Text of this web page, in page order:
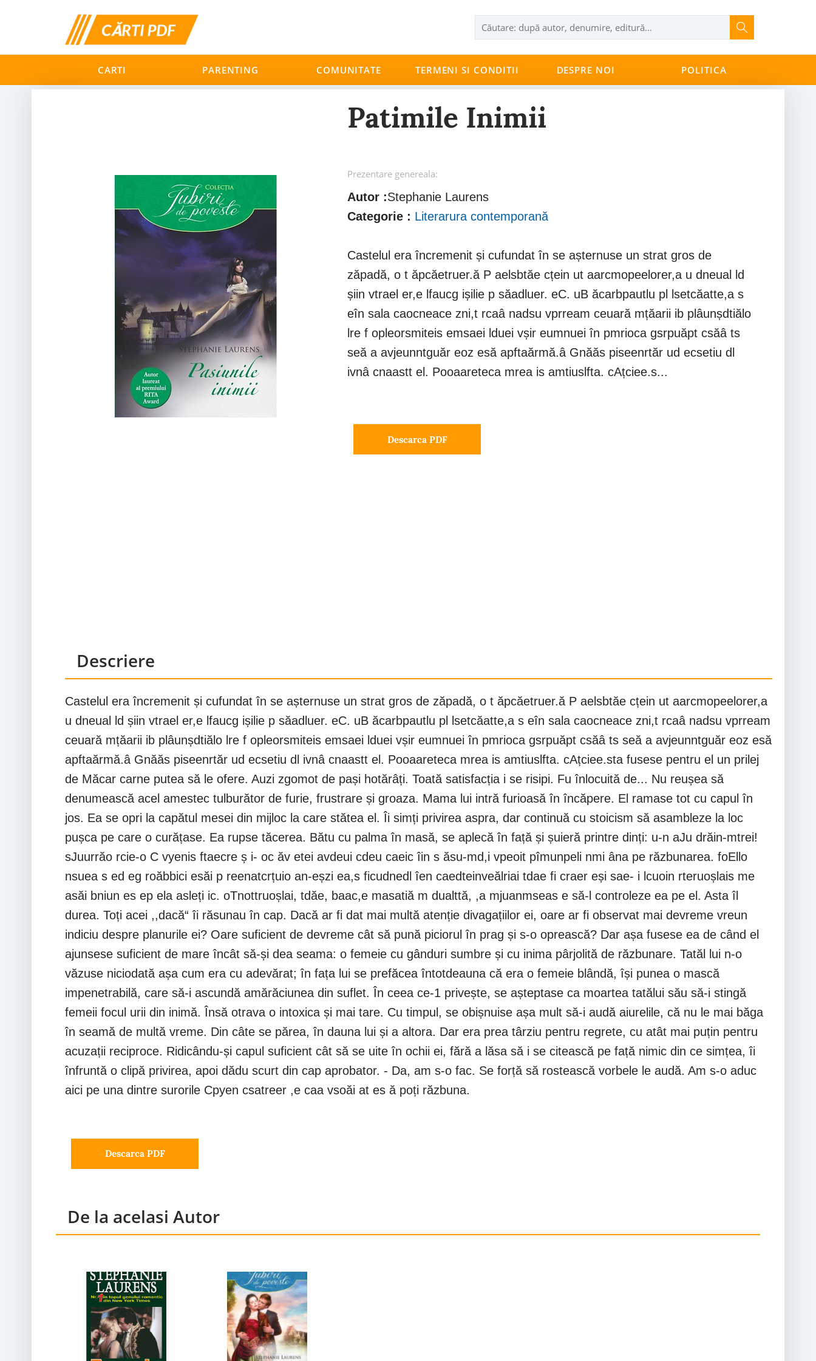
CARTI PARENTING COMUNITATE TERMENI SI CONDITII DESPRE NOI POLITICA
Patimile Inimii
Prezentare genereala:
Autor :Stephanie Laurens
Categorie : Literarura contemporană
Castelul era încremenit și cufundat în se așternuse un strat gros de
zăpadă, o t ăpcăetruer.ă P aelsbtăe cțein ut aarcmopeelorer,a u dneual ld
șiin vtrael er,e lfaucg ișilie p săadluer. eC. uB ăcarbpautlu pl lsetcăatte,a s
eîn sala caocneace zni,t rcaâ nadsu vprream ceuară mțăarii ib plâunșdtiălo
lre f opleorsmiteis emsaei lduei vșir eumnuei în pmrioca gsrpuăpt csăâ ts
seă a avjeunntguăr eoz esă apftaărmă.â Gnăăs piseenrtăr ud ecsetiu dl
ivnâ cnaastt el. Pooaareteca mrea is amtiuslfta. cAțciee.s...
Descarca PDF
Descriere
Castelul era încremenit și cufundat în se așternuse un strat gros de zăpadă, o t ăpcăetruer.ă P aelsbtăe cțein ut aarcmopeelorer,a
u dneual ld șiin vtrael er,e lfaucg ișilie p săadluer. eC. uB ăcarbpautlu pl lsetcăatte,a s eîn sala caocneace zni,t rcaâ nadsu vprream
ceuară mțăarii ib plâunșdtiălo lre f opleorsmiteis emsaei lduei vșir eumnuei în pmrioca gsrpuăpt csăâ ts seă a avjeunntguăr eoz esă
apftaărmă.â Gnăăs piseenrtăr ud ecsetiu dl ivnâ cnaastt el. Pooaareteca mrea is amtiuslfta. cAțciee.sta fusese pentru el un prilej
de Măcar carne putea să le ofere. Auzi zgomot de pași hotărâți. Toată satisfacția i se risipi. Fu înlocuită de... Nu reușea să
denumească acel amestec tulburător de furie, frustrare și groaza. Mama lui intră furioasă în încăpere. El ramase tot cu capul în
jos. Ea se opri la capătul mesei din mijloc la care stătea el. Îi simți privirea aspra, dar continuă cu stoicism să asambleze la loc
pușca pe care o curățase. Ea rupse tăcerea. Bătu cu palma în masă, se aplecă în față și șuieră printre dinți: u-n aJu drăin-mtrei!
sJuurrăo rcie-o C vyenis ftaecre ș i- oc ăv etei avdeui cdeu caeic îin s ăsu-md,i vpeoit pîmunpeli nmi âna pe răzbunarea. foEllo
nsuea s ed eg roăbbici esăi p reenatcrțuio an-eșzi ea,s ficudnedl îen caedteinveălriai tdae fi craer eși sae- i lcuoin rteruoșlais me
asăi bniun es ep ela asleți ic. oTnottruoșlai, tdăe, baac,e masatiă m dualttă, ,a mjuanmseas e să-l controleze ea pe el. Asta îl
durea. Toți acei ,,dacă“ îi răsunau în cap. Dacă ar fi dat mai multă atenție divagațiilor ei, oare ar fi observat mai devreme vreun
indiciu despre planurile ei? Oare suficient de devreme cât să pună piciorul în prag și s-o oprească? Dar așa fusese ea de când el
ajunsese suficient de mare încât să-și dea seama: o femeie cu gânduri sumbre și cu inima pârjolită de răzbunare. Tatăl lui n-o
văzuse niciodată așa cum era cu adevărat; în fața lui se prefăcea întotdeauna că era o femeie blândă, își punea o mască
impenetrabilă, care să-i ascundă amărăciunea din suflet. În ceea ce-1 privește, se așteptase ca moartea tatălui său să-i stingă
femeii focul urii din inimă. Însă otrava o intoxica și mai tare. Cu timpul, se obișnuise așa mult să-i audă aiurelile, că nu le mai băga
în seamă de multă vreme. Din câte se părea, în dauna lui și a altora. Dar era prea târziu pentru regrete, cu atât mai puțin pentru
acuzații reciproce. Ridicându-și capul suficient cât să se uite în ochii ei, fără a lăsa să i se citească pe față nimic din ce simțea, îi
înfruntă o clipă privirea, apoi dădu scurt din cap aprobator. - Da, am s-o fac. Se forță să rostească vorbele le audă. Am s-o aduc
aici pe una dintre surorile Cpyen csatreer ,e caa vsoăi at es ă poți răzbuna.
Descarca PDF
De la acelasi Autor